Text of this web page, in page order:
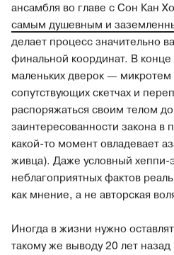
ансамбля во главе с Сон Кан
самым душевным и
делает процесс значительно
финальной координат. В конце
маленьких дверок —
сопутствующих скетчах и
распоряжаться своим телом
заинтересованности закона в
какой-то момент овладевает
живца). Даже условный
неблагоприятных фактов
как мнение, а не авторская
Иногда в жизни нужно
такому же выводу 20 лет